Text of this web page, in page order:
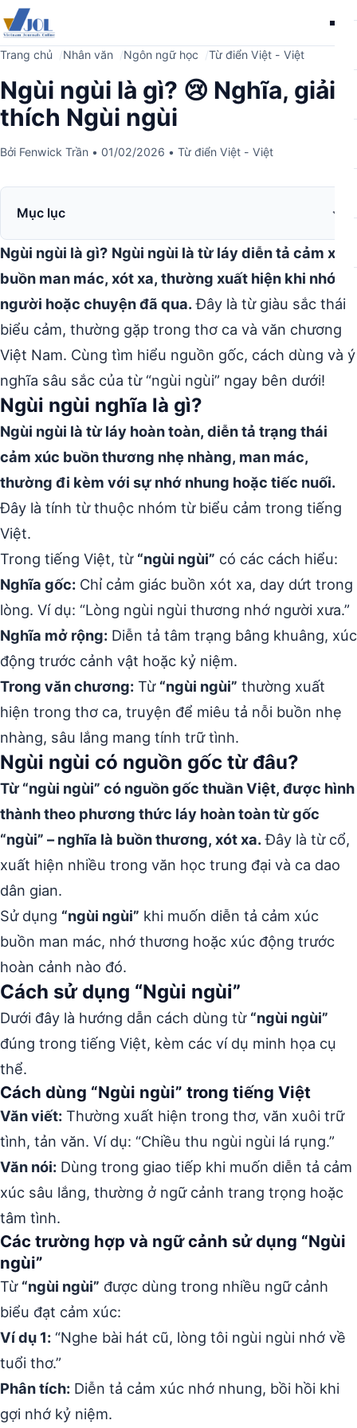
Trang chủ Nhân văn Ngôn ngữ học Từ điển Việt - Việt
Ngùi ngùi là gì? 😢 Nghĩa, giải
thích Ngùi ngùi
Bởi Fenwick Trần • 01/02/2026 • Từ điển Việt - Việt
Mục lục
Ngùi ngùi là gì? Ngùi ngùi là từ láy diễn tả cảm xúc
buồn man mác, xót xa, thường xuất hiện khi nhớ về
người hoặc chuyện đã qua.Đây là từ giàu sắc thái
biểu cảm, thường gặp trong thơ ca và văn chương
Việt Nam. Cùng tìm hiểu nguồn gốc, cách dùng và ý
nghĩa sâu sắc của từ “ngùi ngùi” ngay bên dưới!
Ngùi ngùi nghĩa là gì?
Ngùi ngùi là từ láy hoàn toàn, diễn tả trạng thái
cảm xúc buồn thương nhẹ nhàng, man mác,
thường đi kèm với sự nhớ nhung hoặc tiếc nuối.
Đây là tính từ thuộc nhóm từ biểu cảm trong tiếng
Việt.
Trong tiếng Việt, từ “ngùi ngùi” có các cách hiểu:
Nghĩa gốc: Chỉ cảm giác buồn xót xa, day dứt trong
lòng. Ví dụ: “Lòng ngùi ngùi thương nhớ người xưa.”
Nghĩa mở rộng: Diễn tả tâm trạng bâng khuâng, xúc
động trước cảnh vật hoặc kỷ niệm.
Trong văn chương: Từ “ngùi ngùi” thường xuất
hiện trong thơ ca, truyện để miêu tả nỗi buồn nhẹ
nhàng, sâu lắng mang tính trữ tình.
Ngùi ngùi có nguồn gốc từ đâu?
Từ “ngùi ngùi” có nguồn gốc thuần Việt, được hình
thành theo phương thức láy hoàn toàn từ gốc
“ngùi” – nghĩa là buồn thương, xót xa.Đây là từ cổ,
xuất hiện nhiều trong văn học trung đại và ca dao
dân gian.
Sử dụng “ngùi ngùi” khi muốn diễn tả cảm xúc
buồn man mác, nhớ thương hoặc xúc động trước
hoàn cảnh nào đó.
Cách sử dụng “Ngùi ngùi”
Dưới đây là hướng dẫn cách dùng từ “ngùi ngùi”
đúng trong tiếng Việt, kèm các ví dụ minh họa cụ
thể.
Cách dùng “Ngùi ngùi” trong tiếng Việt
Văn viết: Thường xuất hiện trong thơ, văn xuôi trữ
tình, tản văn. Ví dụ: “Chiều thu ngùi ngùi lá rụng.”
Văn nói: Dùng trong giao tiếp khi muốn diễn tả cảm
xúc sâu lắng, thường ở ngữ cảnh trang trọng hoặc
tâm tình.
Các trường hợp và ngữ cảnh sử dụng “Ngùi
ngùi”
Từ “ngùi ngùi” được dùng trong nhiều ngữ cảnh
biểu đạt cảm xúc:
Ví dụ 1: “Nghe bài hát cũ, lòng tôi ngùi ngùi nhớ về
tuổi thơ.”
Phân tích: Diễn tả cảm xúc nhớ nhung, bồi hồi khi
gợi nhớ kỷ niệm.